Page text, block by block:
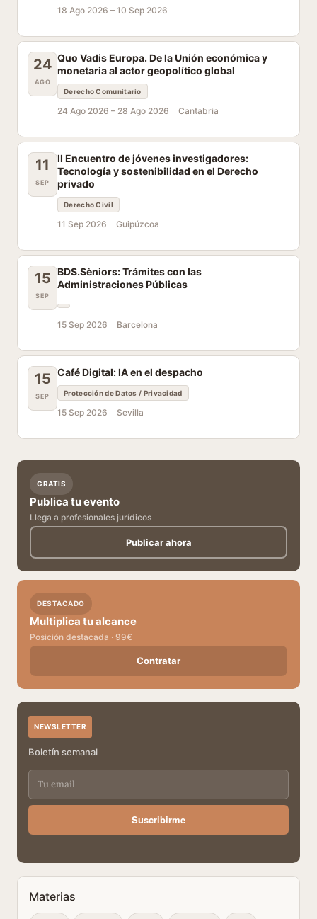
18 Ago 2026 – 10 Sep 2026
24
AGO
Quo Vadis Europa. De la Unión económica y
monetaria al actor geopolítico global
Derecho Comunitario
24 Ago 2026 – 28 Ago 2026 Cantabria
11
SEP
II Encuentro de jóvenes investigadores:
Tecnología y sostenibilidad en el Derecho
privado
Derecho Civil
11 Sep 2026 Guipúzcoa
15
SEP
BDS.Sèniors: Trámites con las
Administraciones Públicas
15 Sep 2026 Barcelona
15
SEP
Café Digital: IA en el despacho
Protección de Datos / Privacidad
15 Sep 2026 Sevilla
GRATIS
Publica tu evento
Llega a profesionales jurídicos
Publicar ahora
DESTACADO
Multiplica tu alcance
Posición destacada · 99€
Contratar
NEWSLETTER
Boletín semanal
Suscribirme
Materias